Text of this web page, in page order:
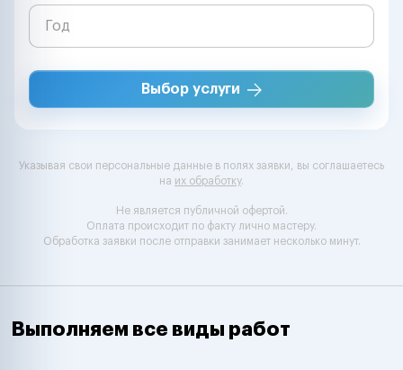
Выбор услуги
Указывая свои персональные данные в полях заявки, вы соглашаетесь
на их обработку.
Не является публичной офертой.
Оплата происходит по факту лично мастеру.
Обработка заявки после отправки занимает несколько минут.
Выполняем все виды работ